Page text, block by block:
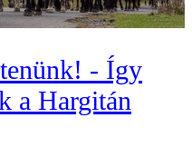
- Így
a Hargitán